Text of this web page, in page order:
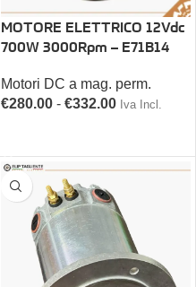
MOTORE ELETTRICO 12Vdc
700W 3000Rpm – E71B14
Motori DC a mag. perm.
€280.00 - €332.00 Iva Incl.